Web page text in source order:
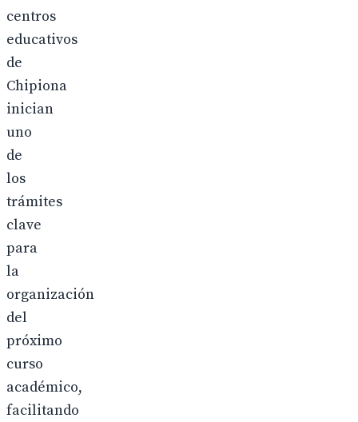
centros
educativos
de
Chipiona
inician
uno
de
los
trámites
clave
para
la
organización
del
próximo
curso
académico,
facilitando